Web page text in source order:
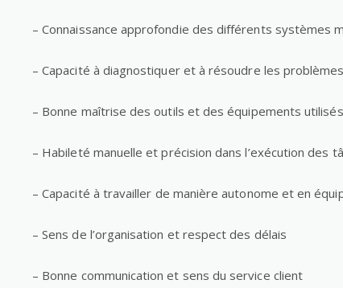
– Connaissance approfondie des différents systèmes
– Capacité à diagnostiquer et à résoudre les
– Bonne maîtrise des outils et des équipements
– Habileté manuelle et précision dans l’exécution des
– Capacité à travailler de manière autonome et en
– Sens de l’organisation et respect des délais
– Bonne communication et sens du service client